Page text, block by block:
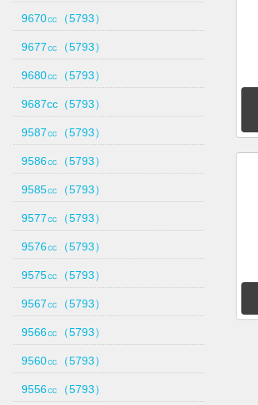
9670㏄（5793）
9677㏄（5793）
9680㏄（5793）
9687cc（5793）
9587㏄（5793）
9586㏄（5793）
9585㏄（5793）
9577㏄（5793）
9576㏄（5793）
9575㏄（5793）
9567㏄（5793）
9566㏄（5793）
9560㏄（5793）
9556㏄（5793）